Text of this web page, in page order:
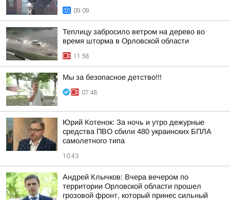
09:09
Теплицу забросило ветром на дерево во
время шторма в Орловской области
11:58
Мы за безопасное детство!!!
07:48
Юрий Котенок: За ночь и утро дежурные
средства ПВО сбили 480 украинских БПЛА
самолетного типа
10:43
Андрей Клычков: Вчера вечером по
территории Орловской области прошел
грозовой фронт, который принес сильный